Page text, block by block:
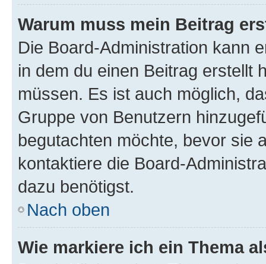
Warum muss mein Beitrag
Die Board-Administration kann
in dem du einen Beitrag erstellt
müssen. Es ist auch möglich,
Gruppe von Benutzern
begutachten möchte, bevor sie
kontaktiere die Board-
dazu benötigst.
Nach oben
Wie markiere ich ein Thema